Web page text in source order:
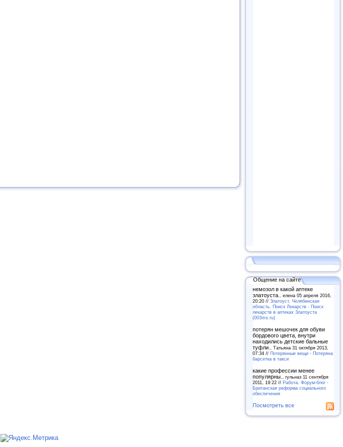
Общение на сайте
немозол в какой аптеке
златоуста.. елена 05 апреля 2016,
20:20 // Златоуст. Челябинская
область. Поиск Лекарств - Поиск
лекарств в аптеках Златоуста
(003ms.ru)
потерян мешочек для обуви
бордового цвета, внутри
находились детские бальные
туфли.. Татьяна 31 октября 2013,
07:34 // Потерянные вещи - Потеряна
барсетка в такси
какие профессии менее
популярны.. гульназ 11 сентября
2011, 19:22 // Работа. Форум-блог -
Британская реформа социального
обеспечения
Посмотреть все